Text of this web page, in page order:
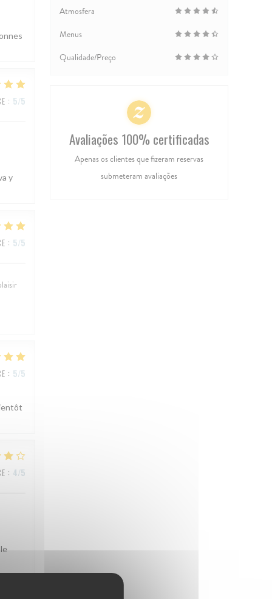
: 5/5
y
: 5/5
: 5/5
: 4/5
Atmosfera
Menus
Qualidade/Preço
Avaliações 100% certificadas
Apenas os clientes que fizeram reservas
submeteram avaliações